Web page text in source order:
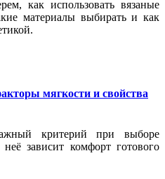
как использовать вязаные
материалы выбирать и как
мягкости и свойства
критерий при выборе
зависит комфорт готового